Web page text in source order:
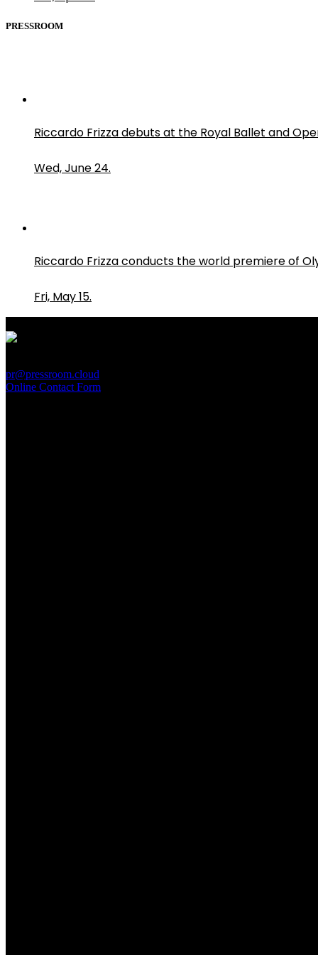
PRESSROOM
Riccardo Frizza debuts at the Royal Ballet and
Wed, June 24.
Riccardo Frizza conducts the world premiere of
Fri, May 15.
pr@pressroom.cloud
Online Contact Form